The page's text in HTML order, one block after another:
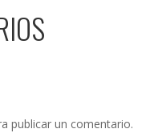
publicar un comentario.